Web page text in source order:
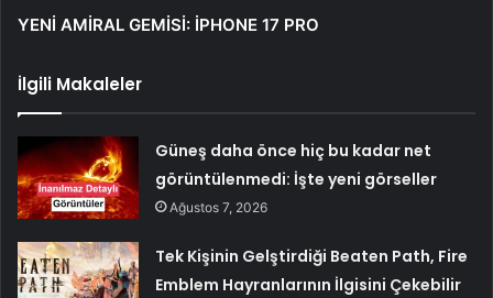
YENİ AMİRAL GEMİSİ: İPHONE 17 PRO
İlgili Makaleler
Güneş daha önce hiç bu kadar net
görüntülenmedi: İşte yeni görseller
Ağustos 7, 2026
Tek Kişinin Gelştirdiği Beaten Path, Fire
Emblem Hayranlarının İlgisini Çekebilir